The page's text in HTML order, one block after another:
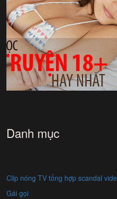
Danh mục
Clip nóng TV tổng hợp scandal
Gái gọi